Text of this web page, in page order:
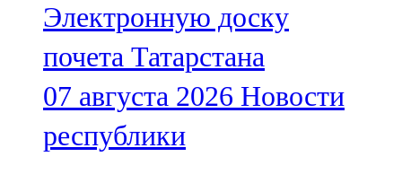
Электронную доску
почета Татарстана
07 августа 2026 Новости
республики